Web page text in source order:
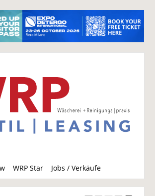
WRP Star Jobs / Verkäufe
u
c